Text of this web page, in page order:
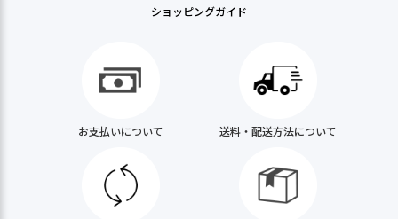
ショッピングガイド
お支払いについて 送料・配送方法について